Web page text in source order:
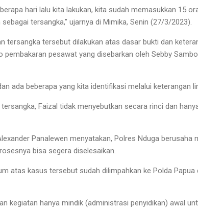
hari lalu kita lakukan, kita sudah memasukkan 15
tersangka," ujarnya di Mimika, Senin (27/3/2023).
tersangka tersebut dilakukan atas dasar bukti dan
pembakaran pesawat yang disebarkan oleh Sebby
ada beberapa yang kita identifikasi melalui keterangan
Faizal tidak menyebutkan secara rinci dan
Panalewen menyatakan, Polres Nduga berusaha
bisa segera diselesaikan.
atas kasus tersebut sudah dilimpahkan ke Polda
kegiatan hanya mindik (administrasi penyidikan) awal